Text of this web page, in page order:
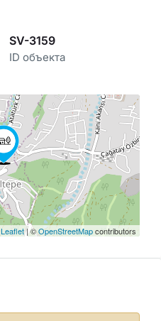
SV-3159
ID объекта
Leaflet| ©OpenStreetMapcontributors